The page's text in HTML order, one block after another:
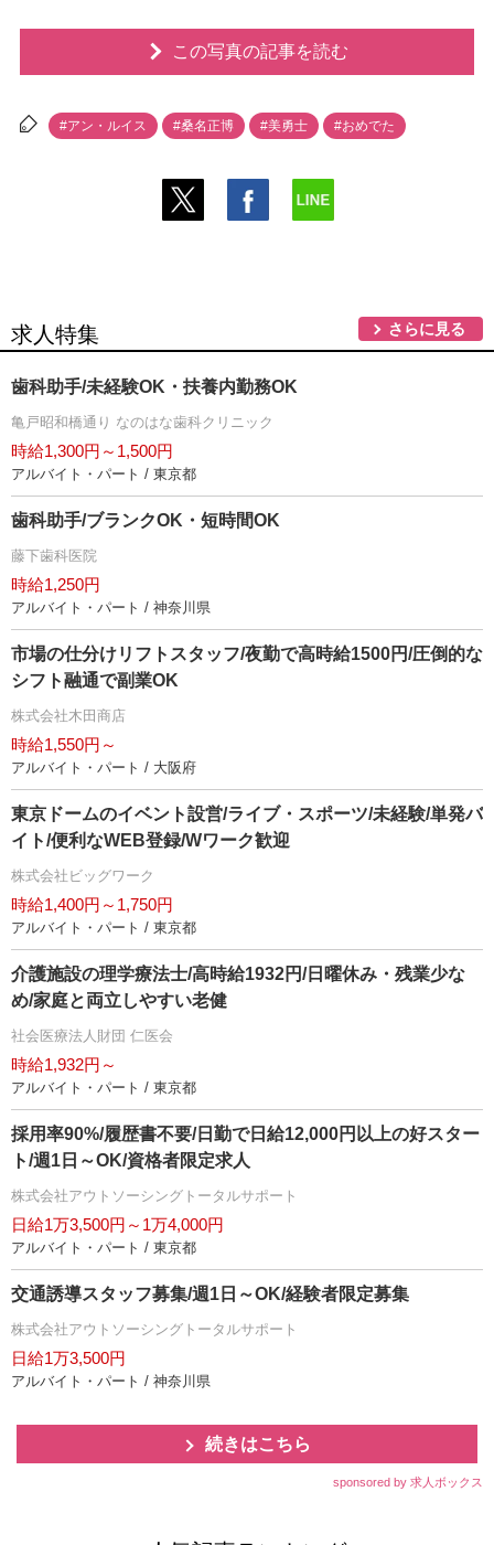
この写真の記事を読む
#アン・ルイス #桑名正博 #美勇士 #おめでた
求人特集 さらに見る
歯科助手/未経験OK・扶養内勤務OK
亀戸昭和橋通り なのはな歯科クリニック
時給1,300円～1,500円
アルバイト・パート / 東京都
歯科助手/ブランクOK・短時間OK
藤下歯科医院
時給1,250円
アルバイト・パート / 神奈川県
市場の仕分けリフトスタッフ/夜勤で高時給1500円/圧倒的な
シフト融通で副業OK
株式会社木田商店
時給1,550円～
アルバイト・パート / 大阪府
東京ドームのイベント設営/ライブ・スポーツ/未経験/単発バ
イト/便利なWEB登録/Wワーク歓迎
株式会社ビッグワーク
時給1,400円～1,750円
アルバイト・パート / 東京都
介護施設の理学療法士/高時給1932円/日曜休み・残業少な
め/家庭と両立しやすい老健
社会医療法人財団 仁医会
時給1,932円～
アルバイト・パート / 東京都
採用率90%/履歴書不要/日勤で日給12,000円以上の好スター
ト/週1日～OK/資格者限定求人
株式会社アウトソーシングトータルサポート
日給1万3,500円～1万4,000円
アルバイト・パート / 東京都
交通誘導スタッフ募集/週1日～OK/経験者限定募集
株式会社アウトソーシングトータルサポート
日給1万3,500円
アルバイト・パート / 神奈川県
続きはこちら
sponsored by 求人ボックス